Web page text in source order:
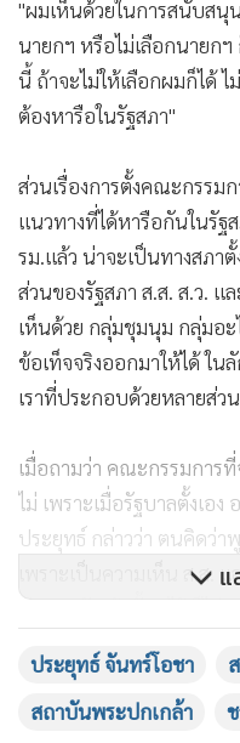
"ผมเห็นด้วยในการสนับสนุ
นายกฯ หรือไม่เลือกนายก
นี้ ถ้าจะไม่ให้เลือกผมก็ได้ ไ
ต้องหารือในรัฐสภา"
ส่วนเรื่องการตั้งคณะกรรม
แนวทางที่ได้หารือกันในรัฐ
รม.แล้ว น่าจะเป็นทางสภา
ส่วนของรัฐสภา ส.ส. ส.ว. แ
เห็นด้วย กลุ่มชุมนุม กลุ่มอะ
ข้อเท็จจริงออกมาให้ได้ ใ
เราที่ประกอบด้วยหลายส่ว
เมื่อถามว่า คณะกรรมการ
ไม่ เพราะเมื่อรัฐบาลตั้งเอ
ประยุทธ์ กล่าวว่า ตนคิดว่า
เพราะเป็นความเห็น ส.ส.
กันและกัน ถ้าตั้งธงไว้ ก็ไ
เมื่อถามว่า นายกฯ จะอยู่ค
ประยุทธ์ จันทร์โอชา
สถาบันพระปกเกล้า